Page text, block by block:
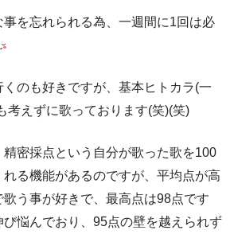
を忘れられる為、一週間に1回は必
のも好きですが、基本ヒトカラ(一
考えずに歌っております(笑)(笑)
密採点という自分が歌った歌を100
る機能があるのですが、平均点が高
う事が好きで、最高点は98点です
悩んでおり、95点の壁を越えられず